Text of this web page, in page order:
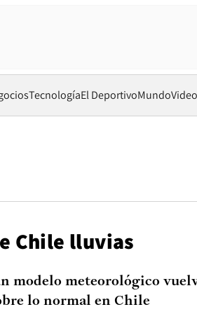
TecnologíaEl DeportivoMundo
Chile lluvias
modelo meteorológico
lo normal en Chile